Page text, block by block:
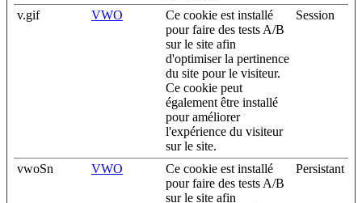
v.gif VWO
Ce cookie est installé
pour faire des tests A/B
sur le site afin
d'optimiser la pertinence
du site pour le visiteur.
Ce cookie peut
également être installé
pour améliorer
l'expérience du visiteur
sur le site.
Session
vwoSn VWO
Ce cookie est installé
pour faire des tests A/B
sur le site afin
Persistant